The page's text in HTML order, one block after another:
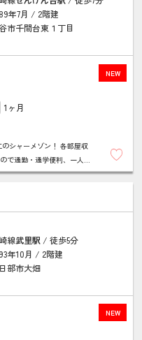
年7月 / 2階建
市千間台東１丁目
NEW
1ヶ月
シャーメゾン！ 各部屋収
で通勤・通学便利、一人暮
線武里駅 / 徒歩5分
年10月 / 2階建
部市大畑
NEW